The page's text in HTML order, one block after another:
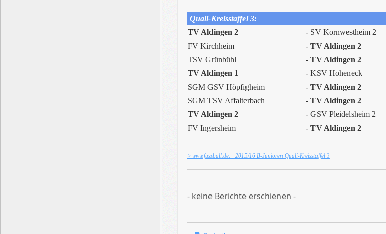
Quali-Kreisstaffel 3:
TV Aldingen 2
- SV Kornwestheim 2
FV Kirchheim
- TV Aldingen 2
TSV Grünbühl
- TV Aldingen 2
TV Aldingen 1
- KSV Hoheneck
SGM GSV Höpfigheim
- TV Aldingen 2
SGM TSV Affalterbach
- TV Aldingen 2
TV Aldingen 2
- GSV Pleidelsheim 2
FV Ingersheim - TV Aldingen 2
> www.fussball.de: 2015/16 B-Junioren Quali-Kreisstaffel 3
- keine Berichte erschienen -